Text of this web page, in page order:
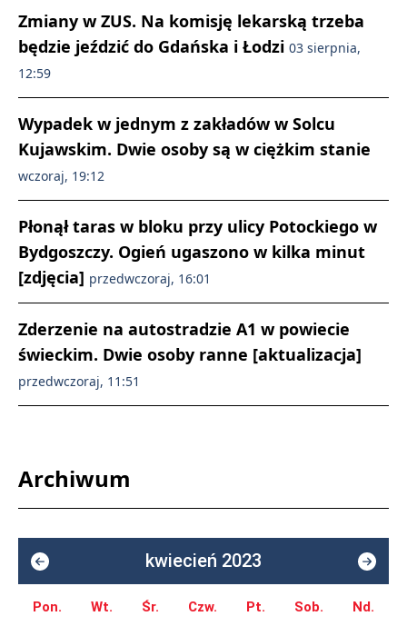
Zmiany w ZUS. Na komisję lekarską trzeba
będzie jeździć do Gdańska i Łodzi 03 sierpnia,
12:59
Wypadek w jednym z zakładów w Solcu
Kujawskim. Dwie osoby są w ciężkim stanie
wczoraj, 19:12
Płonął taras w bloku przy ulicy Potockiego w
Bydgoszczy. Ogień ugaszono w kilka minut
[zdjęcia] przedwczoraj, 16:01
Zderzenie na autostradzie A1 w powiecie
świeckim. Dwie osoby ranne [aktualizacja]
przedwczoraj, 11:51
Archiwum
kwiecień 2023
Pon. Wt. Śr. Czw. Pt. Sob. Nd.